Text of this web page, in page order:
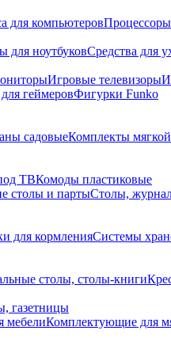
для компьютеровПроцессоры
для ноутбуковСредства для
Игровые телевизоры
геймеровФигурки Funko
садовыеКомплекты мягкой
ТВКомоды пластиковые
столы и партыСтолы,
для кормленияСистемы
столы, столы-книги
газетницы
мебелиКомплектующие для